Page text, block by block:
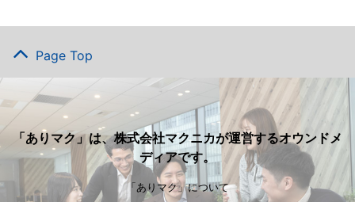
Page Top
「ありマク」は、株式会社マクニカが運営するオウンドメ
ディアです。
「ありマク」について